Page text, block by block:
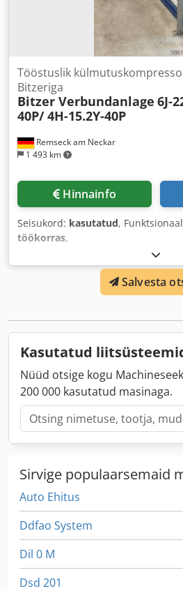
Remseck am Neckar
1 493 km
Tööstuslik
Bitzeriga
Bitzer Verbundanlage 6J-
40P/ 4H-15.2Y-40P
Hinnainfo
Seisukord: kasutatud,
töökorras,
Salvesta
Kasutatud
Nüüd otsige kogu
200 000 kasutatud masinaga.
Sirvige populaarsemaid
Auto Ehitus
Ddfao System
Dil 0 M
Dsd 201